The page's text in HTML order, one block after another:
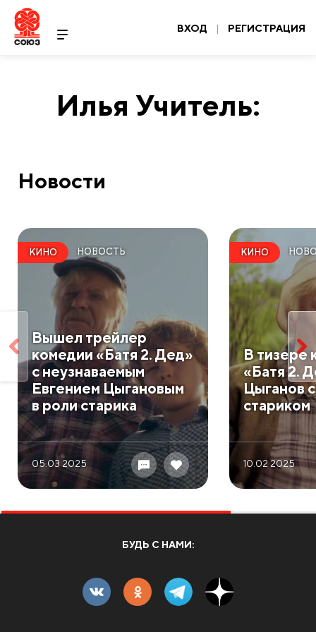
ВХОД | РЕГИСТРАЦИЯ
Илья Учитель:
Новости
КИНО НОВОСТЬ
Вышел трейлер
комедии «Батя 2. Дед»
с неузнаваемым
Евгением Цыгановым
в роли старика
05.03 2025
КИНО
В тизере
«Батя 2.
Цыганов
стариком
10.02 2025
БУДЬ С НАМИ: